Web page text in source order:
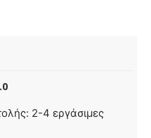
2-4 εργάσιμες